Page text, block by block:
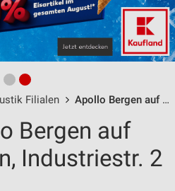
Filialen Apollo Bergen auf Rügen / Industriestr. 2 - Öffnungszeiten & Adresse
Bergen auf
Industriestr. 2